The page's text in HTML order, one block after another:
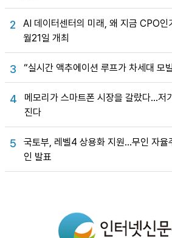
2
AI 데이터센터의 미래, 왜 지금 CPO
월21일 개최
3 “실시간 액추에이션 루프가 차세대 모
4
메모리가 스마트폰 시장을 갈랐다…저
진다
5
국토부, 레벨4 상용화 지원…무인 자율
인 발표